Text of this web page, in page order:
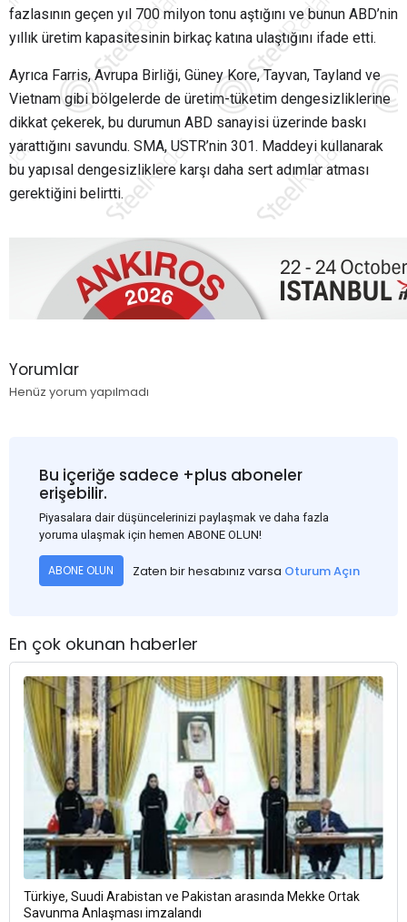
fazlasının geçen yıl 700 milyon tonu aştığını ve bunun ABD’nin
yıllık üretim kapasitesinin birkaç katına ulaştığını ifade etti.
Ayrıca Farris, Avrupa Birliği, Güney Kore, Tayvan, Tayland ve
Vietnam gibi bölgelerde de üretim-tüketim dengesizliklerine
dikkat çekerek, bu durumun ABD sanayisi üzerinde baskı
yarattığını savundu. SMA, USTR’nin 301. Maddeyi kullanarak
bu yapısal dengesizliklere karşı daha sert adımlar atması
gerektiğini belirtti.
Yorumlar
Henüz yorum yapılmadı
Bu içeriğe sadece +plus aboneler
erişebilir.
Piyasalara dair düşüncelerinizi paylaşmak ve daha fazla
yoruma ulaşmak için hemen ABONE OLUN!
ABONE OLUN Zaten bir hesabınız varsa Oturum Açın
En çok okunan haberler
Türkiye, Suudi Arabistan ve Pakistan arasında Mekke Ortak
Savunma Anlaşması imzalandı